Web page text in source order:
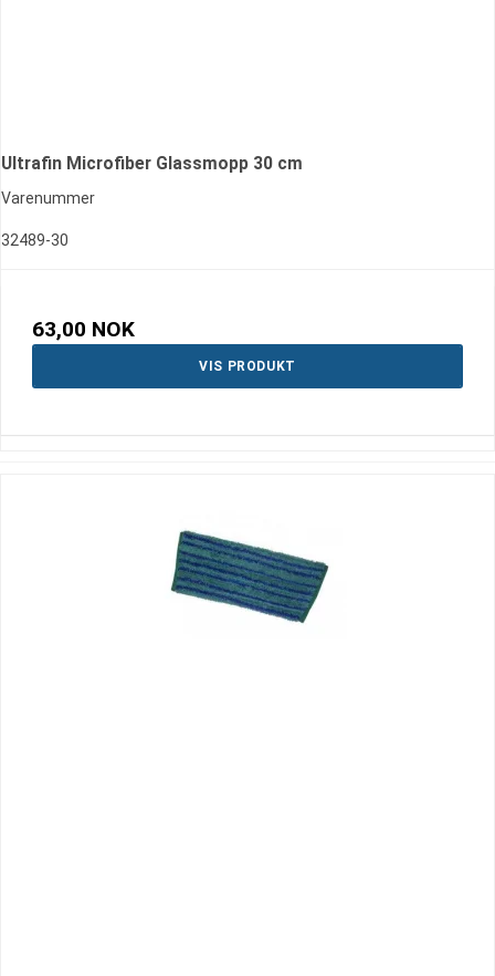
Ultrafin Microfiber Glassmopp 30 cm
Varenummer
32489-30
63,00 NOK
VIS PRODUKT